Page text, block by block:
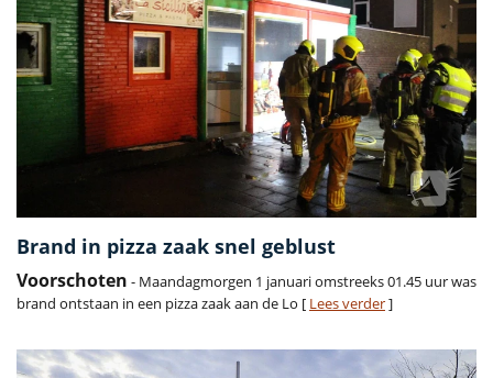
Brand in pizza zaak snel geblust
Voorschoten - Maandagmorgen 1 januari omstreeks 01.45 uur was
brand ontstaan in een pizza zaak aan de Lo [ Lees verder]